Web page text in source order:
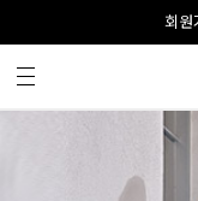
오전
회원